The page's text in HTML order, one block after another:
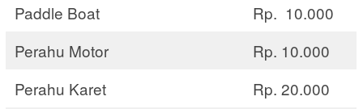
Paddle Boat
Rp. 10.000
Perahu Motor
Rp. 10.000
Perahu Karet
Rp. 20.000